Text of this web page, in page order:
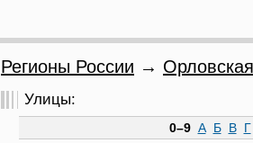
Регионы России →
Улицы:
0–9 А Б В Г